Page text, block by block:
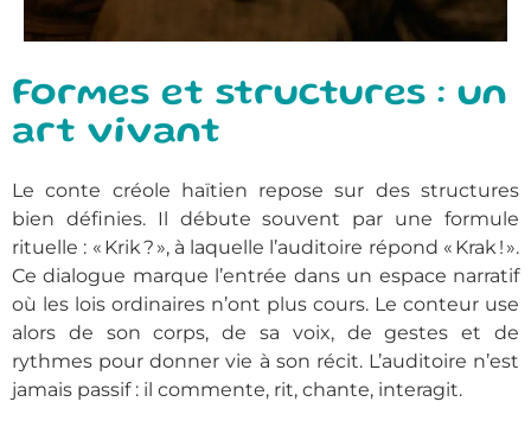
Formes et structures : un
art vivant
Le conte créole haïtien repose sur des structures
bien définies. Il débute souvent par une formule
rituelle : « Krik ? », à laquelle l’auditoire répond « Krak ! ».
Ce dialogue marque l’entrée dans un espace narratif
où les lois ordinaires n’ont plus cours. Le conteur use
alors de son corps, de sa voix, de gestes et de
rythmes pour donner vie à son récit. L’auditoire n’est
jamais passif : il commente, rit, chante, interagit.